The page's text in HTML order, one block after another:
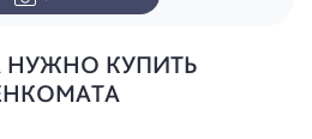
НУЖНО КУПИТЬ